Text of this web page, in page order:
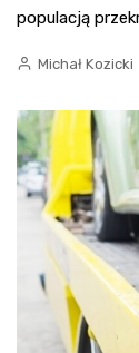
populacją
Michał Kozicki